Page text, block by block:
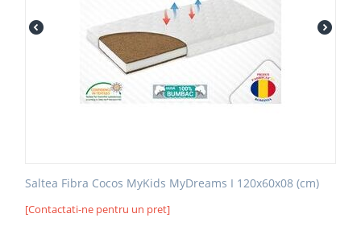
Saltea Fibra Cocos MyKids MyDreams I 120x60x08 (cm)
[Contactati-ne pentru un pret]